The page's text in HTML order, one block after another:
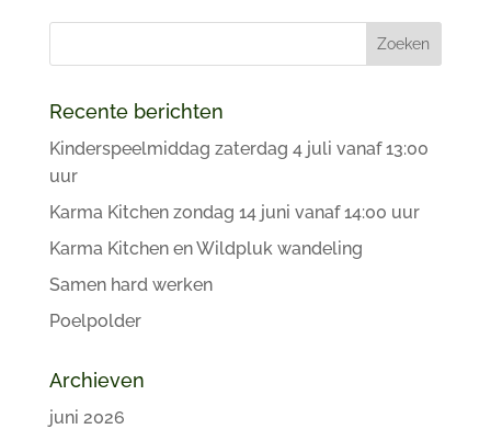
Recente berichten
Kinderspeelmiddag zaterdag 4 juli vanaf 13:00
uur
Karma Kitchen zondag 14 juni vanaf 14:00 uur
Karma Kitchen en Wildpluk wandeling
Samen hard werken
Poelpolder
Archieven
juni 2026